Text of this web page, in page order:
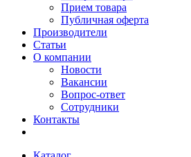
Прием товара
Публичная оферта
Производители
Статьи
О компании
Новости
Вакансии
Вопрос-ответ
Сотрудники
Контакты